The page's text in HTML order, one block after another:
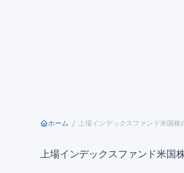
ホーム 上場インデックスファンド米国
上場インデックスファンド米国